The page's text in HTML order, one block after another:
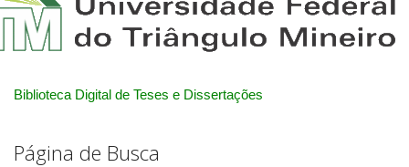
Biblioteca Digital de Teses e Dissertações
Página de Busca